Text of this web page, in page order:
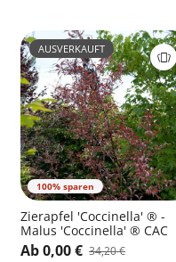
100% sparen
AUSVERKAUFT
Zierapfel 'Coccinella' ® -
Malus 'Coccinella' ® CAC
Ab 0,00 € 34,20 €